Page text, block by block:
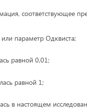
соответствующее
параметр Одквиста;
равной 0,01;
равной 1;
в настоящем